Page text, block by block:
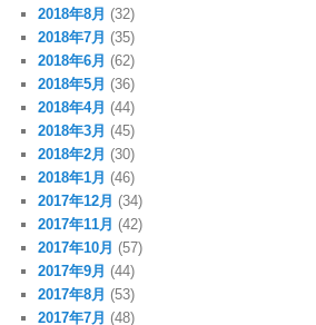
2018年8月 (32)
2018年7月 (35)
2018年6月 (62)
2018年5月 (36)
2018年4月 (44)
2018年3月 (45)
2018年2月 (30)
2018年1月 (46)
2017年12月 (34)
2017年11月 (42)
2017年10月 (57)
2017年9月 (44)
2017年8月 (53)
2017年7月 (48)